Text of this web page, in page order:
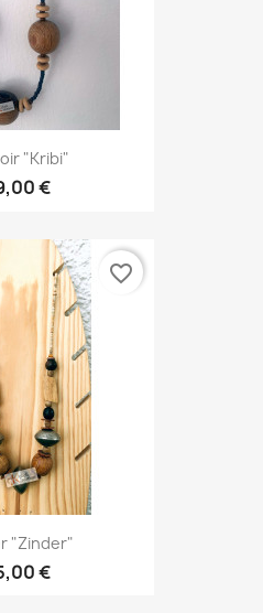
"Kribi"
€
"Zinder"
€
favorite_border